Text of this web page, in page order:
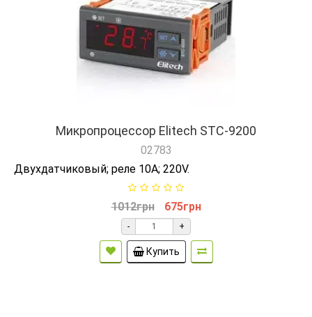
Микропроцессор Elitech STC-9200
02783
Двухдатчиковый; реле 10А; 220V.
1012грн 675грн
- +
Купить